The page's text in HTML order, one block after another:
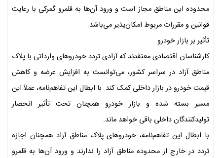
محدوده این مناطق مجاز است و ورود آن‌ها به قلمرو گمرکی با رعایت
قوانین و مقررات مربوط امکان‌پذیر می‌باشد.
تأثیر بر بازار خودرو
کارشناسان اقتصادی معتقدند که آزادی تردد خودروهای وارداتی با پلاک
مناطق آزاد در سراسر کشور، می‌توانست به افزایش عرضه و کاهش
قیمت خودرو در بازار داخلی کمک کند. با ابطال این تفاهم‌نامه، عملاً این
مسیر بسته شده و بازار خودرو همچنان تحت تأثیر انحصار
تولیدکنندگان داخلی باقی خواهد ماند.
با ابطال این تفاهم‌نامه، خودروهای پلاک مناطق آزاد همچنان اجازه
تردد در خارج از محدوده مناطق آزاد را ندارند و ورود آن‌ها به قلمرو